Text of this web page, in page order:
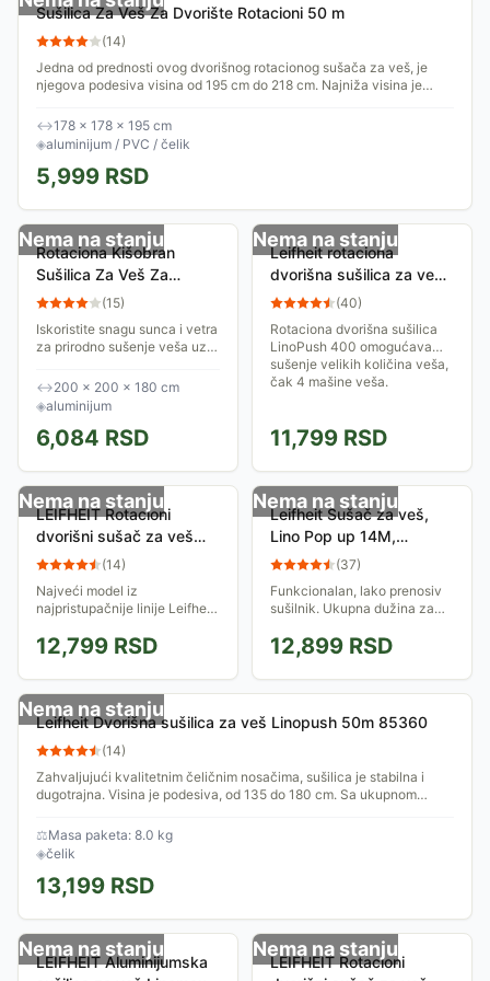
Sušilica Za Veš Za Dvorište Rotacioni 50 m
(14)
Jedna od prednosti ovog dvorišnog rotacionog sušača za veš, je
njegova podesiva visina od 195 cm do 218 cm. Najniža visina je
↔178 × 178 × 195 cm
◈aluminijum / PVC / čelik
5,999 RSD
Nema na stanju
Rotaciona Kišobran
Sušilica Za Veš Za
Dvorište 42 m
(15)
Iskoristite snagu sunca i vetra
za prirodno sušenje veša uz
<strong>baštensku
sušilicu</strong>. Sa ukupno
<strong>42 metra...
↔200 × 200 × 180 cm
◈aluminijum
6,084 RSD
Nema na stanju
Leifheit rotaciona
dvorišna sušilica za veš
LinoPush 40m LF 85355
(40)
Rotaciona dvorišna sušilica
LinoPush 400 omogućava
sušenje velikih količina veša,
čak 4 mašine veša.
11,799 RSD
Nema na stanju
LEIFHEIT Rotacioni
dvorišni sušač za veš
LINOLIFT 60M 85351
(14)
Najveći model iz
najpristupačnije linije Leifheit
Aluminijumska konstrukcija.
Omogučava sušenje do 6
mašina opranog veša....
12,799 RSD
Nema na stanju
Leifheit Sušač za veš,
Lino Pop up 14M,
rotacioni LF 82500
(37)
Funkcionalan, lako prenosiv
sušilnik. Ukupna dužina za
za sušenje 14kg. Na sušilnik
staju dve mašine veša.
Idealan za...
12,899 RSD
Nema na stanju
Leifheit Dvorišna sušilica za veš Linopush 50m 85360
(14)
Zahvaljujući kvalitetnim čeličnim nosačima, sušilica je stabilna i
dugotrajna. Visina je podesiva, od 135 do 180 cm. Sa ukupnom
⚖Masa paketa: 8.0 kg
◈čelik
13,199 RSD
Nema na stanju
LEIFHEIT Aluminijumska
Nema na stanju
LEIFHEIT Rotacioni